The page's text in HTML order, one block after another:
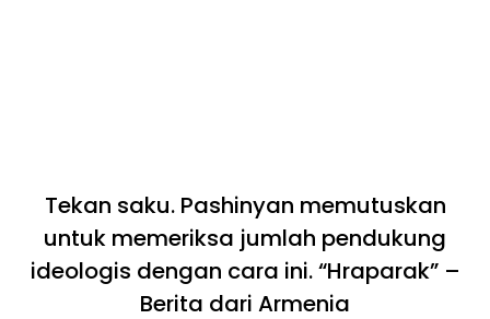
Tekan saku. Pashinyan memutuskan
untuk memeriksa jumlah pendukung
ideologis dengan cara ini. “Hraparak” –
Berita dari Armenia